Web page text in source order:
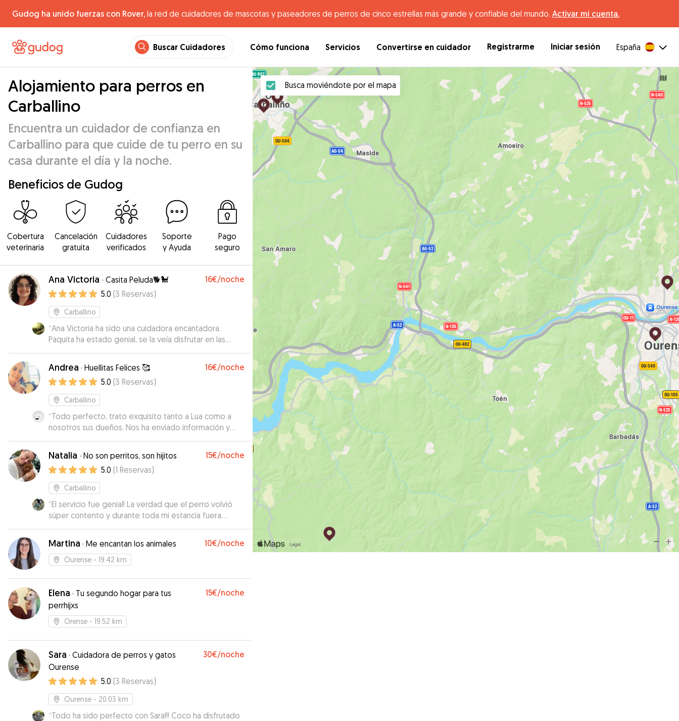
Gudog ha unido fuerzas con Rover, la red de cuidadores de mascotas y paseadores de perros de cinco estrellas más grande y confiable del mundo. Activar mi cuenta.
Buscar Cuidadores Cómo funciona Servicios Convertirse en cuidador Registrarme Iniciar sesión España
Alojamiento para perros en
Carballino
Encuentra un cuidador de confianza en
Carballino para que cuide de tu perro en su
casa durante el día y la noche.
Beneficios de Gudog
Cobertura
veterinaria
Cancelación
gratuita
Cuidadores
verificados
Soporte
y Ayuda
Pago
seguro
Ana Victoria · Casita Peluda🐕🐩 16€/noche
5.0 (3 Reservas)
Carballino
“Ana Victoria ha sido una cuidadora encantadora.
Paquita ha estado genial, se la veía disfrutar en las
fotos que me iba mandando. Muchas gracias!!”
Andrea · Huellitas Felices 🥰 16€/noche
5.0 (3 Reservas)
Carballino
“Todo perfecto, trato exquisito tanto a Lua como a
nosotros sus dueños. Nos ha enviado información y
fotos diariamente. Lua estuvo como en casa, muy
cuidada y con mucho cariño. Estamos muy contentos y
agradecidos ”
Natalia · No son perritos, son hijitos 15€/noche
5.0 (1 Reservas)
Carballino
“El servicio fue genial! La verdad que el perro volvió
súper contento y durante toda mi estancia fuera
Natalia me envío fotos y vídeos. Repetiré sin duda 💙
💙💙
Martina · Me encantan los animales 10€/noche
Ourense - 19.42 km
Elena · Tu segundo hogar para tus
perrhijxs
15€/noche
Orense - 19.52 km
Sara · Cuidadora de perros y gatos
Ourense
30€/noche
5.0 (3 Reservas)
Ourense - 20.03 km
“Todo ha sido perfecto con Sara!!! Coco ha disfrutado
Busca moviéndote por el mapa